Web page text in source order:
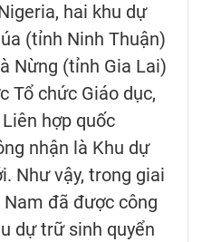
hai khu dự
(tỉnh Ninh Thuận)
Nừng (tỉnh Gia Lai)
Tổ chức Giáo dục,
hợp quốc
nhận là Khu dự
Như vậy, trong giai
đã được công
dự trữ sinh quyển